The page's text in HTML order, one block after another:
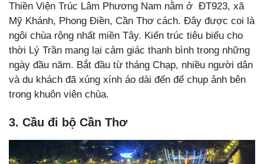
Thiền Viện Trúc Lâm Phương Nam nằm ở ĐT923, xã
Mỹ Khánh, Phong Điền, Cần Thơ cách. Đây được coi là
ngôi chùa rộng nhất miền Tây. Kiến trúc tiêu biểu cho
thời Lý Trần mang lại cảm giác thanh bình trong những
ngày đầu năm. Bắt đầu từ tháng Chạp, nhiều người dân
và du khách đã xúng xính áo dài đến để chụp ảnh bên
trong khuôn viên chùa.
3. Cầu đi bộ Cần Thơ